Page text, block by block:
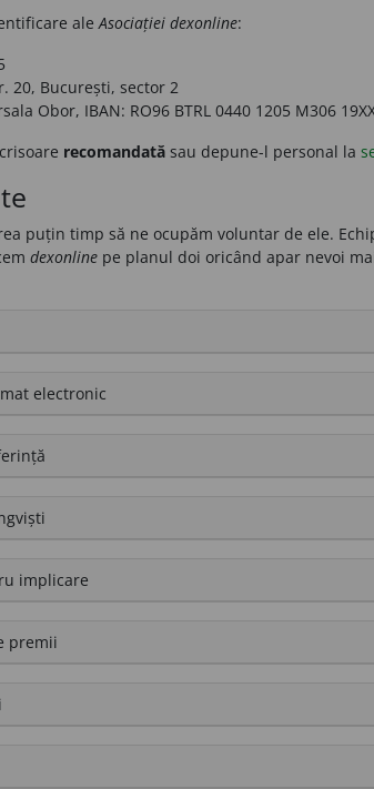
aleAsociației dexonline:
20, București, sector 2
Obor, IBAN: RO96 BTRL 0440 1205 M306
recomandată sau depune-l personal la
puțin timp să ne ocupăm voluntar de ele.
dexonline pe planul doi oricând apar nevoi
electronic
implicare
premii